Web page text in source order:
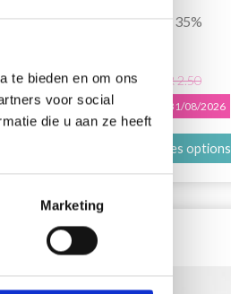
te bieden en om ons
voor social
die u aan ze heeft
Marketing
65% Alpaga / 35%
EUR 1.95 EUR 2.50
L'offre expire le 31/08/2026
Voir toutes les options